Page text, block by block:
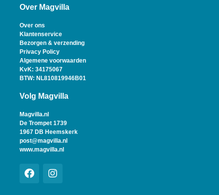
Over Magvilla
Over ons
Klantenservice
Bezorgen & verzending
Privacy Policy
Algemene voorwaarden
KvK: 34175067
BTW: NL810819946B01
Volg Magvilla
Magvilla.nl
De Trompet 1739
1967 DB Heemskerk
post@magvilla.nl
www.magvilla.nl